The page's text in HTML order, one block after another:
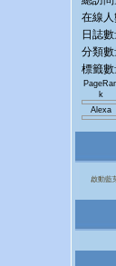
在線
日誌
分類
標籤
k
Alexa
啟動藍